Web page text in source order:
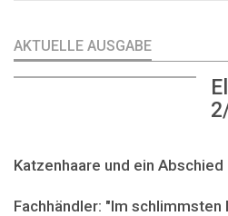
AKTUELLE AUSGABE
Katzenhaare und ein Abschied
Fachhändler: "Im schlimmsten